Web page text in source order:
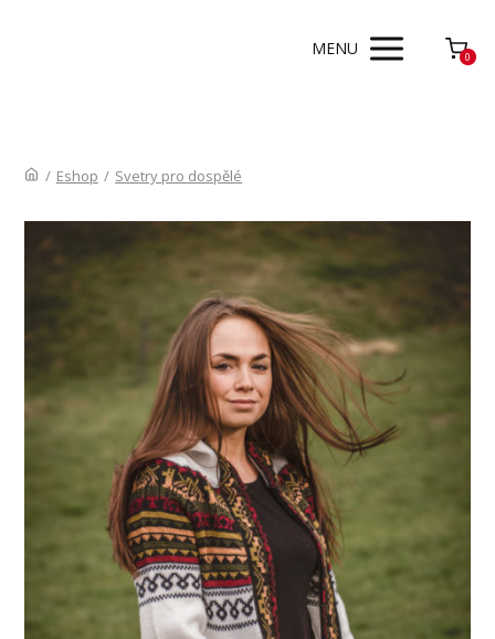
MENU 0
/ Eshop / Svetry pro dospělé